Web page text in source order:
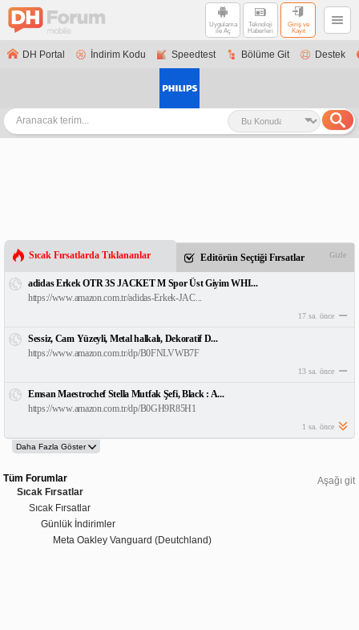
Uygulama
ile Aç
Teknoloji
Haberleri
Giriş ve
Kayıt
DH Portal İndirim Kodu Speedtest Bölüme Git Destek
Sıcak Fırsatlarda Tıklananlar Editörün Seçtiği Fırsatlar Gizle
adidas Erkek OTR 3S JACKET M Spor Üst Giyim WHI...
https://www.amazon.com.tr/adidas-Erkek-JAC...
17 sa. önce
Sessiz, Cam Yüzeyli, Metal halkalı, Dekoratif D...
https://www.amazon.com.tr/dp/B0FNLVWB7F
13 sa. önce
Emsan Maestrochef Stella Mutfak Şefi, Black : A...
https://www.amazon.com.tr/dp/B0GH9R85H1
1 sa. önce
Aşağı git
Tüm Forumlar
Sıcak Fırsatlar
Sıcak Fırsatlar
Günlük İndirimler
Meta Oakley Vanguard (Deutchland)